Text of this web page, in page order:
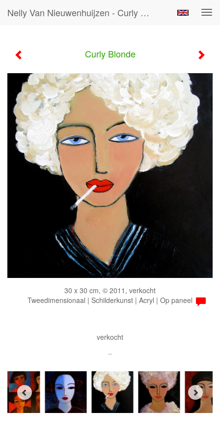
Nelly Van Nieuwenhuijzen - Curly Blonde
Curly Blonde
30 x 30 cm, © 2011, verkocht
Tweedimensionaal | Schilderkunst | Acryl | Op paneel
verkocht
..